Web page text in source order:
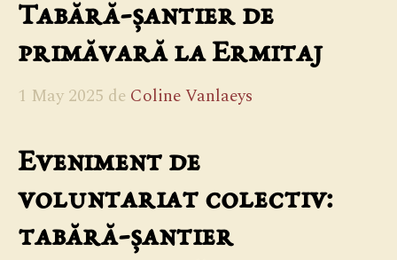
Tabără-șantier de
primăvară la Ermitaj
1 May 2025 de Coline Vanlaeys
Eveniment de
voluntariat colectiv:
tabără-șantier